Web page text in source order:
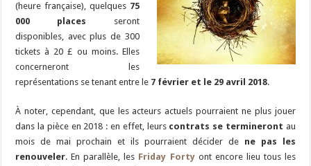
(heure française), quelques 75
000 places seront
disponibles, avec plus de 300
tickets à 20 £ ou moins. Elles
concerneront les
représentations se tenant entre le 7 février et le 29 avril 2018.
À noter, cependant, que les acteurs actuels pourraient ne plus jouer
dans la pièce en 2018 : en effet, leurs contrats se termineront au
mois de mai prochain et ils pourraient décider de ne pas les
renouveler. En parallèle, les Friday Fortyont encore lieu tous les